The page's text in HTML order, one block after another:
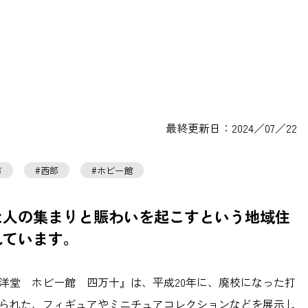
最終更新日：2024／07／22
西部 ホビー館
の集まりと賑わいを起こすという地域住
います。
堂 ホビー館 四万十』は、平成20年に、廃校になった打
れた、フィギュアやミニチュアコレクションなどを展示し